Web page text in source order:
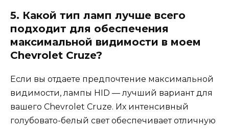
5. Какой тип ламп лучше всего
подходит для обеспечения
максимальной видимости в моем
Chevrolet Cruze?
Если вы отдаете предпочтение максимальной
видимости, лампы HID — лучший вариант для
вашего Chevrolet Cruze. Их интенсивный
голубовато-белый свет обеспечивает отличную